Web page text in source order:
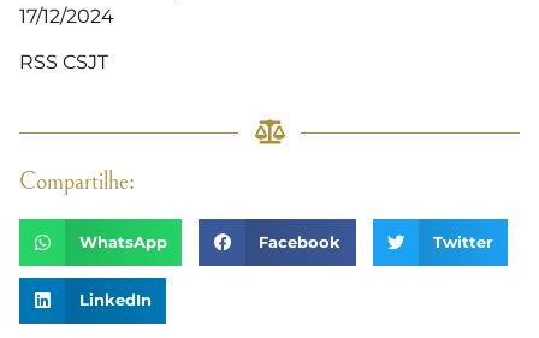
17/12/2024
RSS CSJT
Compartilhe:
WhatsApp Facebook Twitter
LinkedIn